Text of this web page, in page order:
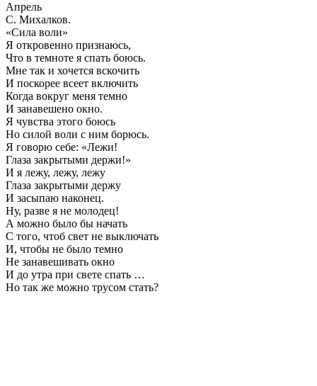
Апрель
С. Михалков.
«Сила воли»
Я откровенно признаюсь,
Что в темноте я спать боюсь.
Мне так и хочется вскочить
И поскорее всеет включить
Когда вокруг меня темно
И занавешено окно.
Я чувства этого боюсь
Но силой воли с ним борюсь.
Я говорю себе: «Лежи!
Глаза закрытыми держи!»
И я лежу, лежу, лежу
Глаза закрытыми держу
И засыпаю наконец.
Ну, разве я не молодец!
А можно было бы начать
С того, чтоб свет не выключать
И, чтобы не было темно
Не занавешивать окно
И до утра при свете спать …
Но так же можно трусом стать?